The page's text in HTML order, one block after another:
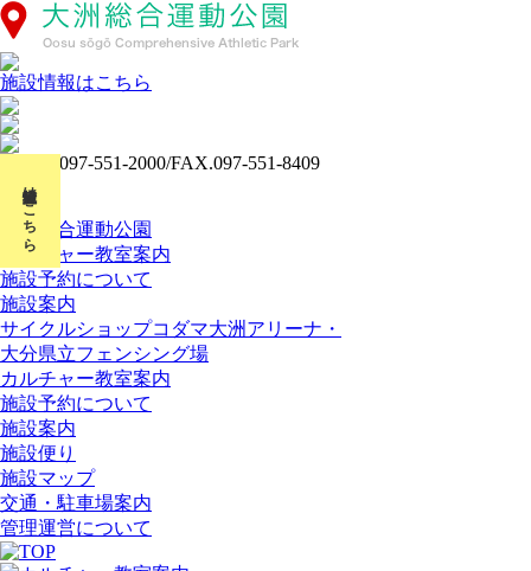
施設情報はこちら
施設情報はこちら
ホーム
大洲総合運動公園
カルチャー教室案内
施設予約について
施設案内
サイクルショップコダマ大洲アリーナ・
大分県立フェンシング場
カルチャー教室案内
施設予約について
施設案内
施設便り
施設マップ
交通・駐車場案内
管理運営について